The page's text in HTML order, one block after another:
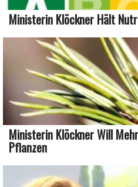
Ministerin Klöckner Hält
Ministerin Klöckner Will
Pflanzen